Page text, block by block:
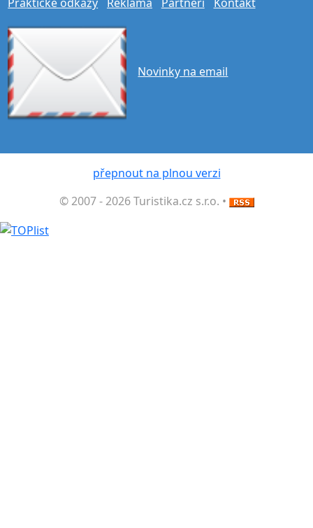
Novinky na email
přepnout na plnou verzi
© 2007 - 2026 Turistika.cz s.r.o. •